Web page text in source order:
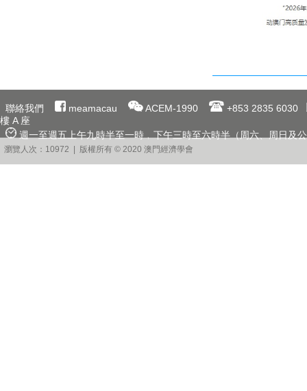
聯絡我們 meamacau ACEM-1990
+853 2835 6030
樓 A 座
週一至週五上午九時半至一時﹐下午三時至六時半（周六、周日及
瀏覽人次：10972 | 版權所有 © 2020 澳門經濟學會